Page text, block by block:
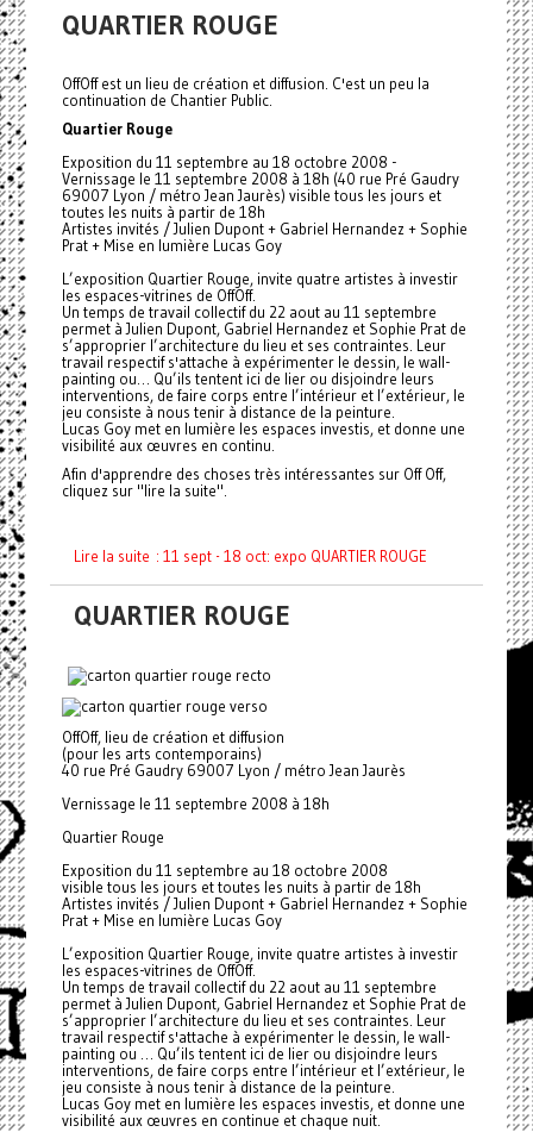
QUARTIER ROUGE
OffOff est un lieu de création et diffusion. C'est un peu la
continuation de Chantier Public.
Quartier Rouge
Exposition du 11 septembre au 18 octobre 2008 -
Vernissage le 11 septembre 2008 à 18h (40 rue Pré Gaudry
69007 Lyon / métro Jean Jaurès) visible tous les jours et
toutes les nuits à partir de 18h
Artistes invités / Julien Dupont + Gabriel Hernandez + Sophie
Prat + Mise en lumière Lucas Goy
L’exposition Quartier Rouge, invite quatre artistes à investir
les espaces-vitrines de OffOff.
Un temps de travail collectif du 22 aout au 11 septembre
permet à Julien Dupont, Gabriel Hernandez et Sophie Prat de
s’approprier l’architecture du lieu et ses contraintes. Leur
travail respectif s'attache à expérimenter le dessin, le wall-
painting ou… Qu’ils tentent ici de lier ou disjoindre leurs
interventions, de faire corps entre l’intérieur et l’extérieur, le
jeu consiste à nous tenir à distance de la peinture.
Lucas Goy met en lumière les espaces investis, et donne une
visibilité aux œuvres en continu.
Afin d'apprendre des choses très intéressantes sur Off Off,
cliquez sur "lire la suite".
Lire la suite : 11 sept - 18 oct: expo QUARTIER ROUGE
QUARTIER ROUGE
OffOff, lieu de création et diffusion
(pour les arts contemporains)
40 rue Pré Gaudry 69007 Lyon / métro Jean Jaurès
Vernissage le 11 septembre 2008 à 18h
Quartier Rouge
Exposition du 11 septembre au 18 octobre 2008
visible tous les jours et toutes les nuits à partir de 18h
Artistes invités / Julien Dupont + Gabriel Hernandez + Sophie
Prat + Mise en lumière Lucas Goy
L’exposition Quartier Rouge, invite quatre artistes à investir
les espaces-vitrines de OffOff.
Un temps de travail collectif du 22 aout au 11 septembre
permet à Julien Dupont, Gabriel Hernandez et Sophie Prat de
s’approprier l’architecture du lieu et ses contraintes. Leur
travail respectif s'attache à expérimenter le dessin, le wall-
painting ou … Qu’ils tentent ici de lier ou disjoindre leurs
interventions, de faire corps entre l’intérieur et l’extérieur, le
jeu consiste à nous tenir à distance de la peinture.
Lucas Goy met en lumière les espaces investis, et donne une
visibilité aux œuvres en continue et chaque nuit.